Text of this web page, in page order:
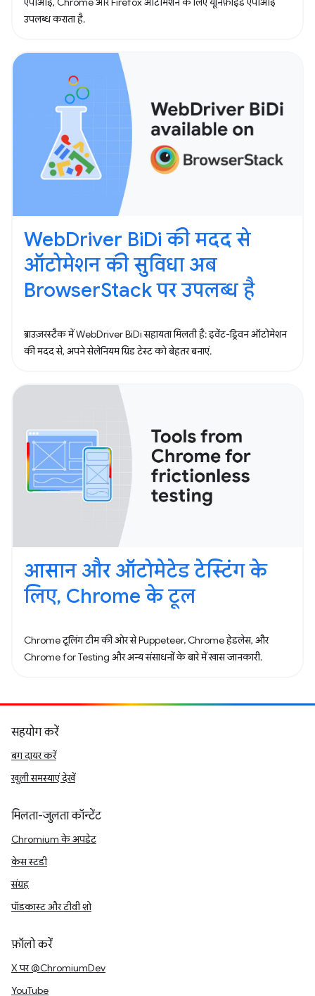
उपलब्ध कराता है.
WebDriver BiDi की मदद से
ऑटोमेशन की सुविधा अब
BrowserStack पर उपलब्ध है
ब्राउज़रस्टैक में WebDriver BiDi सहायता मिलती है: इवेंट-ड्रिवन ऑटोमेशन
की मदद से, अपने सेलेनियम ग्रिड टेस्ट को बेहतर बनाएं.
आसान और ऑटोमेटेड टेस्टिंग के
लिए, Chrome के टूल
Chrome टूलिंग टीम की ओर से Puppeteer, Chrome हेडलेस, और
Chrome for Testing और अन्य संसाधनों के बारे में खास जानकारी.
सहयोग करें
बग दायर करें
खुली समस्याएं देखें
मिलता-जुलता कॉन्टेंट
Chromium के अपडेट
केस स्टडी
संग्रह
पॉडकास्ट और टीवी शो
फ़ॉलो करें
X पर @ChromiumDev
YouTube